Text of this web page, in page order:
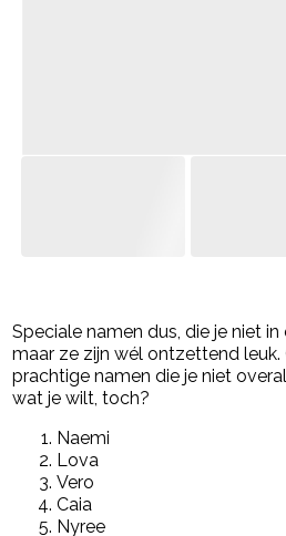
Speciale namen dus, die je niet
maar ze zijn wél ontzettend leuk.
prachtige namen die je niet
wat je wilt, toch?
Naemi
Lova
Vero
Caia
Nyree